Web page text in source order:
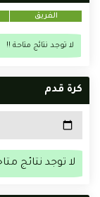
الفريق
لا توجد نتائج متاحة !!
كرة قدم
لا توجد نتائج